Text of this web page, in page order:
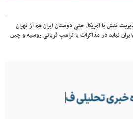
تنش با آمریکا، حتی دوستان ایران هم از تهران
نباید در مذاکرات با ترامپ قربانی روسیه و چین